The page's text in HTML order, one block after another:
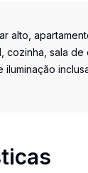
alto,
cozinha, sala de
iluminação